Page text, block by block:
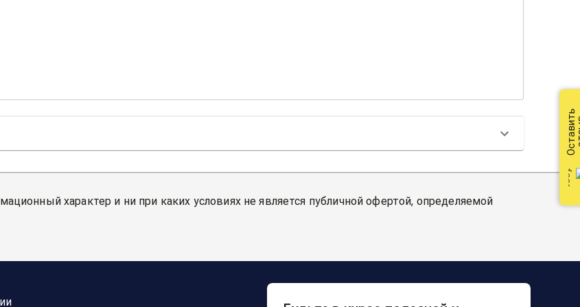
характер и ни при каких условиях не является публичной офертой, определяемой
Оставить